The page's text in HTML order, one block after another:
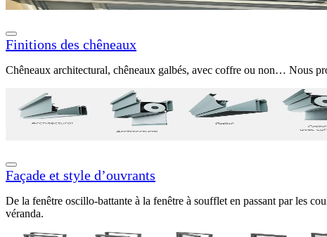
Finitions des chêneaux
Chêneaux architectural, chêneaux galbés, avec coffre ou non… Nous
Façade et style d’ouvrants
De la fenêtre oscillo-battante à la fenêtre à soufflet en passant par les
véranda.